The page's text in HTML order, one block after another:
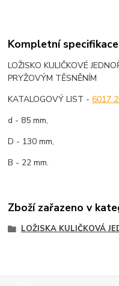
Kompletní specifikace
LOŽISKO KULIČKOVÉ
PRYŽOVÝM TĚSNĚNÍM
KATALOGOVÝ LIST -6017
d - 85 mm,
D - 130 mm,
B - 22 mm.
Zboží zařazeno v
LOŽISKA KULIČKOVÁ